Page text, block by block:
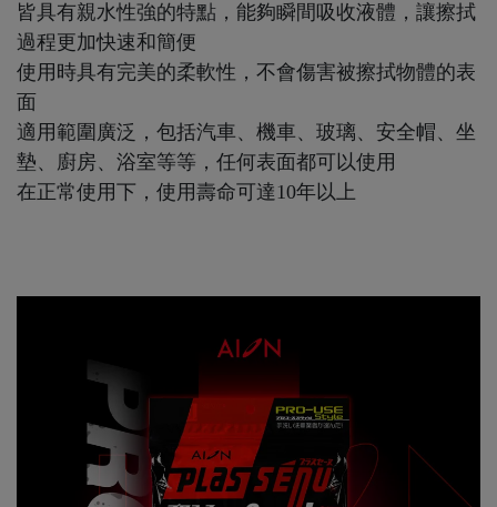
皆具有親水性強的特點，能夠瞬間吸收液體，讓擦拭
過程更加快速和簡便
使用時具有完美的柔軟性，不會傷害被擦拭物體的表
面
適用範圍廣泛，包括汽車、機車、玻璃、安全帽、坐
墊、廚房、浴室等等，任何表面都可以使用
在正常使用下，使用壽命可達10年以上